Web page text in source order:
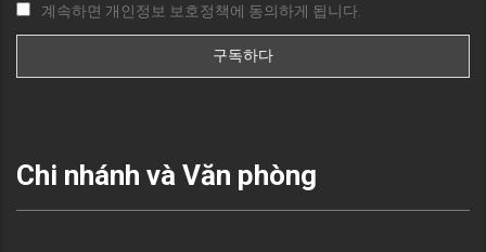
계속하면 개인정보 보호정책에 동의하게 됩니다.
Chi nhánh và Văn phòng